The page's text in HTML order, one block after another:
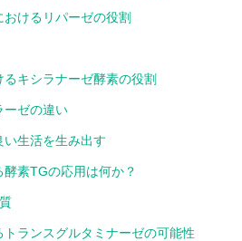
けるリパーゼの役割
キシラナーゼ酵素の役割
ーゼの違い
生活を生み出す
素TGの応用は何か？
ランスグルタミナーゼの可能性